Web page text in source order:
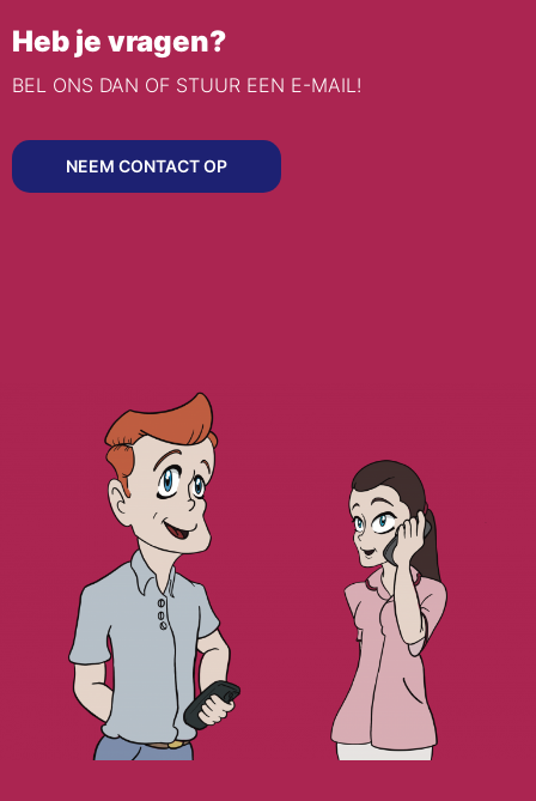
Heb je vragen?
BEL ONS DAN OF STUUR EEN E-MAIL!
NEEM CONTACT OP